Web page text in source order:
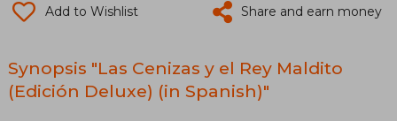
Add to Wishlist Share and earn money
Synopsis "Las Cenizas y el Rey Maldito
(Edición Deluxe) (in Spanish)"